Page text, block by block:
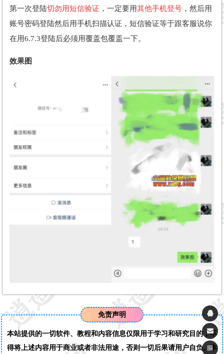
第一次登陆切勿用短信验证 ，一定要用其他手机登号 ，然后用
账号密码登陆然后用手机扫描认证，短信验证等于跟客服说你
在用6.7.3登陆后必须用覆盖包覆盖一下。
效果图
免责声明
本站提供的一切软件、教程和内容信息仅限用于学习和研究目的；不
得将上述内容用于商业或者非法用途，否则一切后果请用户自负。本